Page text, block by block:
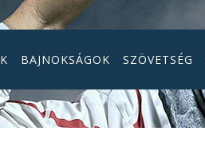
BAJNOKSÁGOK SZÖVETSÉG